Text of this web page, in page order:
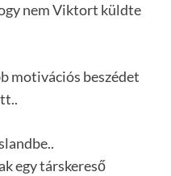
nem Viktort küldte
motivációs beszédet
egy társkereső